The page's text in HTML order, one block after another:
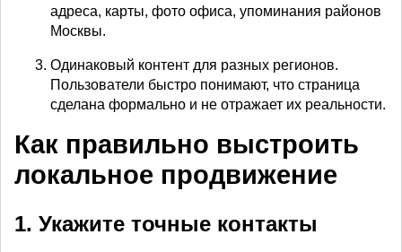
адреса, карты, фото офиса, упоминания районов
Москвы.
Одинаковый контент для разных регионов.
Пользователи быстро понимают, что страница
сделана формально и не отражает их реальности.
Как правильно выстроить
локальное продвижение
1. Укажите точные контакты